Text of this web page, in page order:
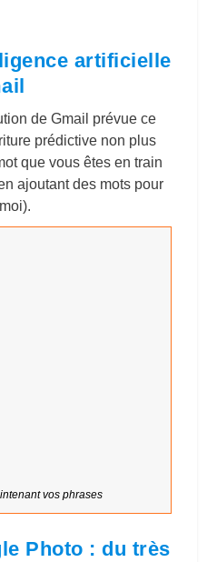
artificielle
de Gmail prévue ce
prédictive non plus
que vous êtes en train
ajoutant des mots pour
vos phrases
Photo : du très